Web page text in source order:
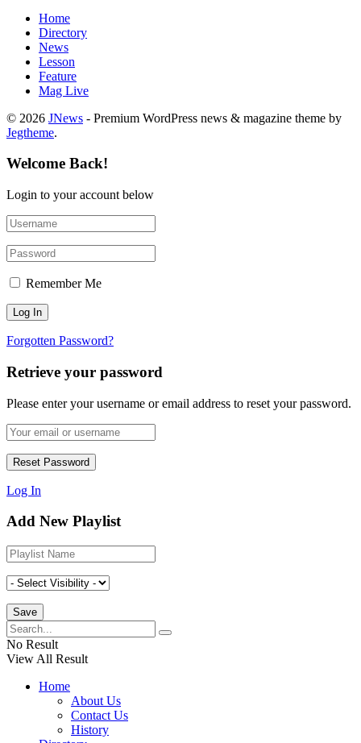
Home
Directory
News
Lesson
Feature
Mag Live
© 2026 JNews - Premium WordPress news & magazine theme by
Jegtheme.
Welcome Back!
Login to your account below
Remember Me
Forgotten Password?
Retrieve your password
Please enter your username or email address to reset your password.
Log In
Add New Playlist
No Result
View All Result
Home
About Us
Contact Us
History